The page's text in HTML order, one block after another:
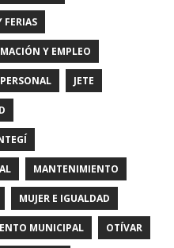
FERIAS
Y EMPLEO
JETE
MANTENIMIENTO
MUJER E IGUALDAD
MUNICIPAL OTÍVAR